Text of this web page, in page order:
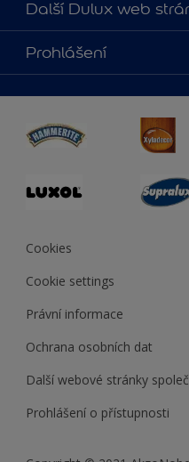
Kontaktujte nás
Najít obchod
Další Dulux web
duluxmalir.cz
duluxmaliar.sk
duluxprodejnabarev.cz
duluxpredajnafarieb.sk
Prohlášení
Cookies
Cookie settings
Právní informace
Ochrana osobních dat
Další webové stránky
Prohlášení o přístupnosti